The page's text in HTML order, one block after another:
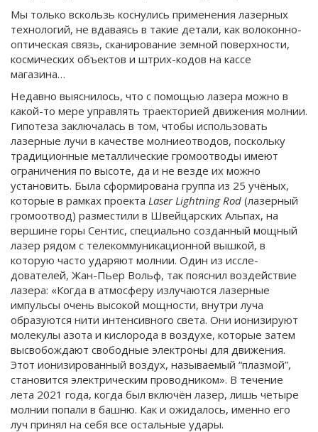
Мы только вскользь коснулись применения лазерных
технологий, не вдаваясь в такие детали, как волоконно-
оптическая связь, сканирование земной поверхности,
космических объектов и штрих-кодов на кассе
магазина…
Недавно выяснилось, что с помощью лазера можно в
какой-то мере управлять траекторией движения молнии.
Гипотеза заключалась в том, чтобы использовать
лазерные лучи в качестве молниеотводов, поскольку
традиционные металлические громоотводы имеют
ограничения по высоте, да и не везде их можно
установить. Была сформирована группа из 25 учёных,
которые в рамках проекта Laser Lightning Rod (лазерный
громоотвод) разместили в Швейцарских Альпах, на
вершине горы Сентис, специально созданный мощный
лазер рядом с телекоммуникационной вышкой, в
которую часто ударяют молнии. Один из иссле­
дователей, Жан-Пьер Вольф, так пояснил воздействие
лазера: «Когда в атмосферу излучаются лазерные
импульсы очень высокой мощности, внутри луча
образуются нити интенсивного света. Они ионизируют
молекулы азота и кислорода в воздухе, которые затем
высвобождают свободные электроны для движения.
Этот ионизированный воздух, называемый “плазмой”,
становится электрическим проводником». В течение
лета 2021 года, когда был включён лазер, лишь четыре
молнии попали в башню. Как и ожидалось, именно его
луч принял на себя все остальные удары.